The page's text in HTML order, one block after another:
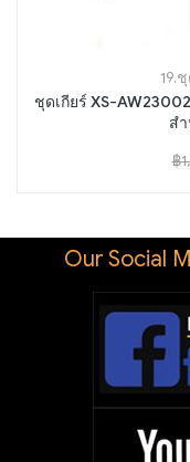
19.
ชุดเกียร์ XS-
ส
฿
Our Social